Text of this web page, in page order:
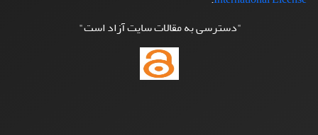
"دسترسی به مقالات سایت آزاد است"